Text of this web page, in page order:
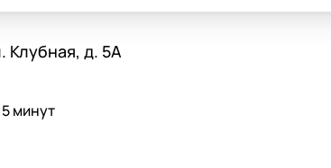
Клубная, д. 5А
минут